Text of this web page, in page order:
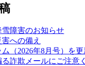
雪障害のお知らせ
への備え
（2026年8月号）を更
詐欺メールにご注意